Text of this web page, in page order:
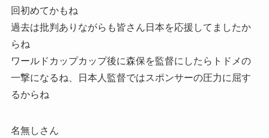
回初めてかもね
過去は批判ありながらも皆さん日本を応援してましたか
らね
ワールドカップカップ後に森保を監督にしたらトドメの
一撃になるね、日本人監督ではスポンサーの圧力に屈す
るからね
名無しさん